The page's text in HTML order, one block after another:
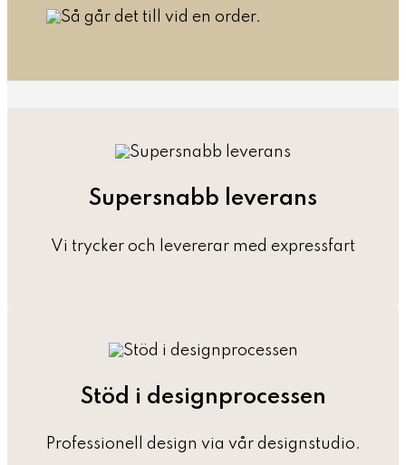
Supersnabb leverans
Vi trycker och levererar med expressfart
Stöd i designprocessen
Professionell design via vår designstudio.